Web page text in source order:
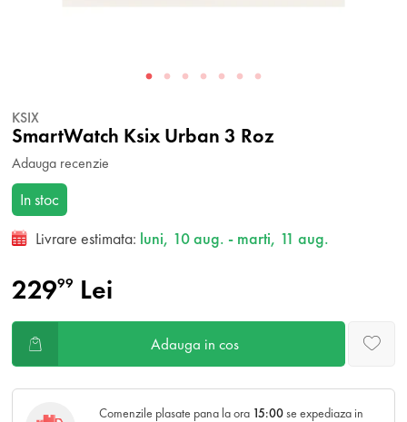
KSIX
SmartWatch Ksix Urban 3 Roz
Adauga recenzie
In stoc
Livrare estimata: luni, 10 aug. - marti, 11 aug.
22999 Lei
Adauga in cos
Comenzile plasate pana la ora 15:00se expediaza in